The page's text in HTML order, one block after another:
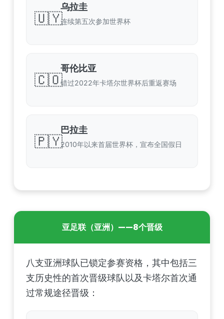
🇺🇾
乌拉圭
连续第五次参加世界杯
🇨🇴
哥伦比亚
错过2022年卡塔尔世界杯后重返赛场
🇵🇾
巴拉圭
2010年以来首届世界杯，宣布全国假日
亚足联（亚洲）——8个晋级
八支亚洲球队已锁定参赛资格，其中包括三
支历史性的首次晋级球队以及卡塔尔首次通
过常规途径晋级：